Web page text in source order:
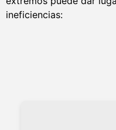
ineficiencias: